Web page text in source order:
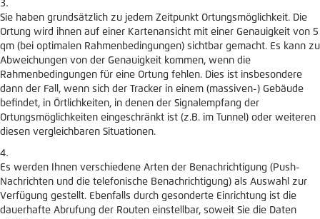
Sie haben grundsätzlich zu jedem Zeitpunkt Ortungsmöglichkeit. Die
Ortung wird ihnen auf einer Kartenansicht mit einer Genauigkeit von 5
qm (bei optimalen Rahmenbedingungen) sichtbar gemacht. Es kann zu
Abweichungen von der Genauigkeit kommen, wenn die
Rahmenbedingungen für eine Ortung fehlen. Dies ist insbesondere
dann der Fall, wenn sich der Tracker in einem (massiven-) Gebäude
befindet, in Örtlichkeiten, in denen der Signalempfang der
Ortungsmöglichkeiten eingeschränkt ist (z.B. im Tunnel) oder weiteren
diesen vergleichbaren Situationen.
Es werden Ihnen verschiedene Arten der Benachrichtigung (Push-
Nachrichten und die telefonische Benachrichtigung) als Auswahl zur
Verfügung gestellt. Ebenfalls durch gesonderte Einrichtung ist die
dauerhafte Abrufung der Routen einstellbar, soweit Sie die Daten